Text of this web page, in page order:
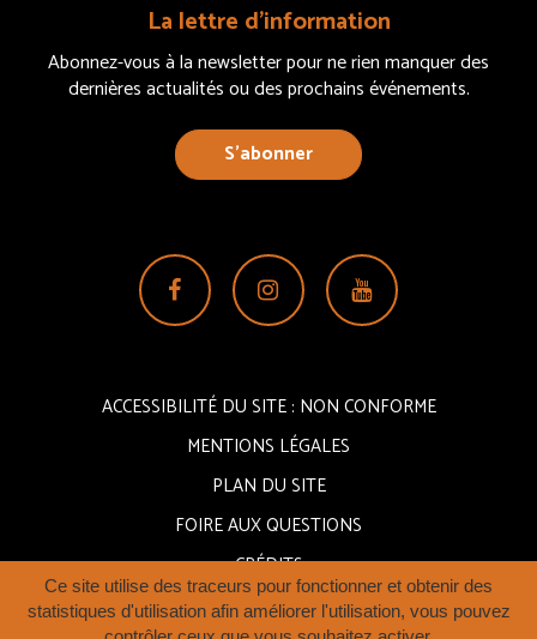
Ce site utilise des traceurs pour fonctionner et obtenir des
statistiques d'utilisation afin améliorer l'utilisation, vous pouvez
La lettre d’information
Abonnez-vous à la newsletter pour ne rien manquer des
dernières actualités ou des prochains événements.
S’abonner
Lien
vers
compte
Facebook
Lien
vers
compte
Instagram
Lien
vers
chaîne
ACCESSIBILITÉ DU SITE : NON CONFORME
MENTIONS LÉGALES
PLAN DU SITE
FOIRE AUX QUESTIONS
CRÉDITS